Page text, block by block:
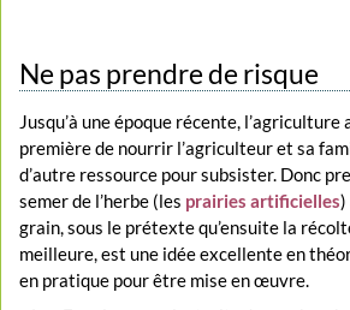
Ne pas prendre de risque
Jusqu’à une époque récente,
première de nourrir l’agriculteur et sa
d’autre ressource pour subsister. Donc
semer de l’herbe (les prairies artificielles)
grain, sous le prétexte qu’ensuite la
meilleure, est une idée excellente en
en pratique pour être mise en œuvre.